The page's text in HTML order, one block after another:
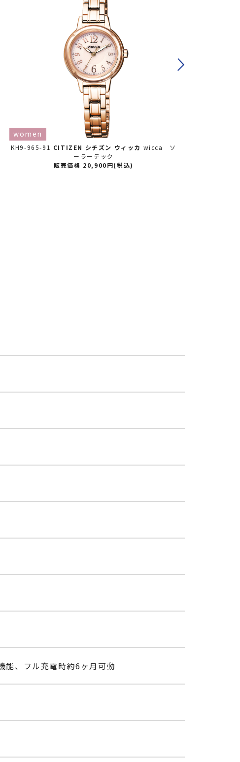
KH9-965-91 CITIZEN シチズン ウィッカ wicca ソ
ーラーテック
women
販売価格 20,900円(税込)
能、フル充電時約6ヶ月可動